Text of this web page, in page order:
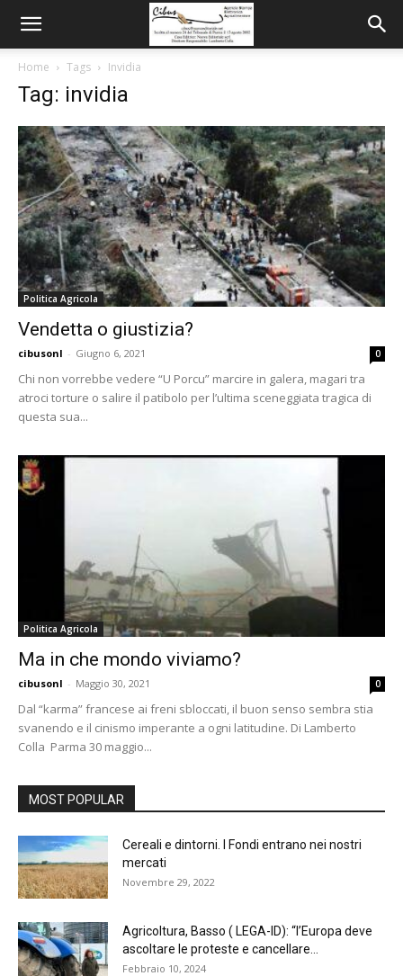
Home Tags Invidia
Tag: invidia
Politica Agricola
Vendetta o giustizia?
cibusonl - Giugno 6, 2021 0
Chi non vorrebbe vedere “U Porcu” marcire in galera, magari tra
atroci torture o salire il patibolo per l’ultima sceneggiata tragica di
questa sua...
Politica Agricola
Ma in che mondo viviamo?
cibusonl - Maggio 30, 2021 0
Dal “karma” francese ai freni sbloccati, il buon senso sembra stia
svanendo e il cinismo imperante a ogni latitudine. Di Lamberto
Colla Parma 30 maggio...
MOST POPULAR
Cereali e dintorni. I Fondi entrano nei nostri
mercati
Novembre 29, 2022
Agricoltura, Basso ( LEGA-ID): “l’Europa deve
ascoltare le proteste e cancellare...
Febbraio 10, 2024